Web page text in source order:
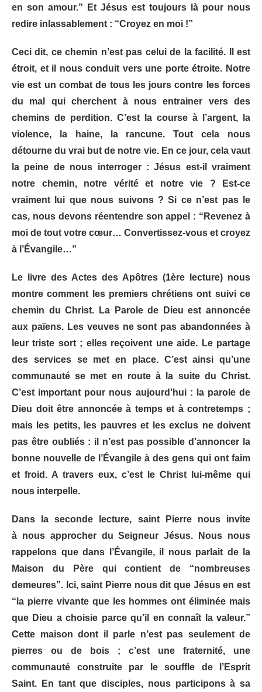
en son amour.” Et Jésus est toujours là pour nous
redire inlassablement : “Croyez en moi !”
Ceci dit, ce chemin n’est pas celui de la facilité. Il est
étroit, et il nous conduit vers une porte étroite. Notre
vie est un combat de tous les jours contre les forces
du mal qui cherchent à nous entrainer vers des
chemins de perdition. C’est la course à l’argent, la
violence, la haine, la rancune. Tout cela nous
détourne du vrai but de notre vie. En ce jour, cela vaut
la peine de nous interroger : Jésus est-il vraiment
notre chemin, notre vérité et notre vie ? Est-ce
vraiment lui que nous suivons ? Si ce n’est pas le
cas, nous devons réentendre son appel : “Revenez à
moi de tout votre cœur… Convertissez-vous et croyez
à l’Évangile…”
Le livre des Actes des Apôtres (1ère lecture) nous
montre comment les premiers chrétiens ont suivi ce
chemin du Christ. La Parole de Dieu est annoncée
aux païens. Les veuves ne sont pas abandonnées à
leur triste sort ; elles reçoivent une aide. Le partage
des services se met en place. C’est ainsi qu’une
communauté se met en route à la suite du Christ.
C’est important pour nous aujourd’hui : la parole de
Dieu doit être annoncée à temps et à contretemps ;
mais les petits, les pauvres et les exclus ne doivent
pas être oubliés : il n’est pas possible d’annoncer la
bonne nouvelle de l’Évangile à des gens qui ont faim
et froid. A travers eux, c’est le Christ lui-même qui
nous interpelle.
Dans la seconde lecture, saint Pierre nous invite
à nous approcher du Seigneur Jésus. Nous nous
rappelons que dans l’Évangile, il nous parlait de la
Maison du Père qui contient de “nombreuses
demeures”. Ici, saint Pierre nous dit que Jésus en est
“la pierre vivante que les hommes ont éliminée mais
que Dieu a choisie parce qu’il en connaît la valeur.”
Cette maison dont il parle n’est pas seulement de
pierres ou de bois ; c’est une fraternité, une
communauté construite par le souffle de l’Esprit
Saint. En tant que disciples, nous participons à sa